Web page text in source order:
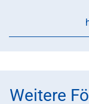
Weitere